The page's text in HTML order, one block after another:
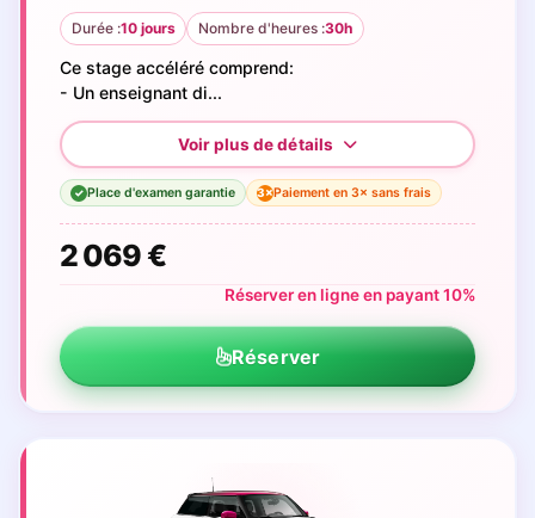
Durée :10 jours Nombre d'heures :30h
Ce stage accéléré comprend:
- Un enseignant di...
✓ Place d'examen garantie 3×Paiement en 3× sans frais
2 069 €
Réserver en ligne en payant 10%
Réserver